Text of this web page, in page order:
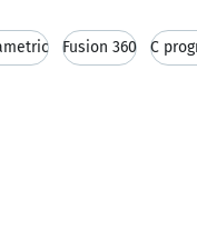
Fusion 360 C